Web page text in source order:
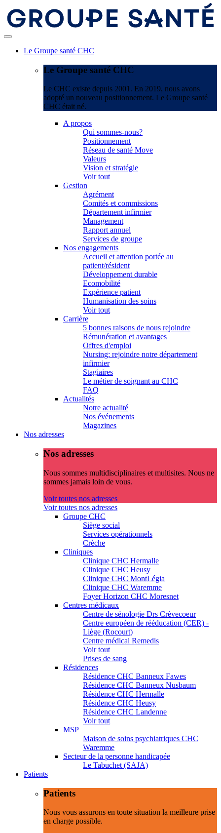
Le Groupe santé CHC
Le Groupe santé CHC
Le CHC existe depuis 2001. En 2019, nous avons
adopté un nouveau positionnement. Le Groupe santé
CHC était né.
A propos
Qui sommes-nous?
Positionnement
Réseau de santé Move
Valeurs
Vision et stratégie
Voir tout
Gestion
Agrément
Comités et commissions
Département infirmier
Management
Rapport annuel
Services de groupe
Nos engagements
Accueil et attention portée au
patient/résident
Développement durable
Ecomobilité
Expérience patient
Humanisation des soins
Voir tout
Carrière
5 bonnes raisons de nous rejoindre
Rémunération et avantages
Offres d'emploi
Nursing: rejoindre notre département
infirmier
Stagiaires
Le métier de soignant au CHC
FAQ
Actualités
Notre actualité
Nos événements
Magazines
Nos adresses
Nos adresses
Nous sommes multidisciplinaires et multisites. Nous ne
sommes jamais loin de vous.
Voir toutes nos adresses
Voir toutes nos adresses
Groupe CHC
Siège social
Services opérationnels
Crèche
Cliniques
Clinique CHC Hermalle
Clinique CHC Heusy
Clinique CHC MontLégia
Clinique CHC Waremme
Foyer Horizon CHC Moresnet
Centres médicaux
Centre de sénologie Drs Crèvecoeur
Centre européen de rééducation (CER) -
Liège (Rocourt)
Centre médical Remedis
Voir tout
Prises de sang
Résidences
Résidence CHC Banneux Fawes
Résidence CHC Banneux Nusbaum
Résidence CHC Hermalle
Résidence CHC Heusy
Résidence CHC Landenne
Voir tout
MSP
Maison de soins psychiatriques CHC
Waremme
Secteur de la personne handicapée
Le Tabuchet (SAJA)
Patients
Patients
Nous vous assurons en toute situation la meilleure prise
en charge possible.